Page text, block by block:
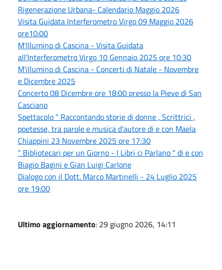
Rigenerazione Urbana- Calendario Maggio 2026
Visita Guidata Interferometro Virgo 09 Maggio 2026
ore10:00
M'Illumino di Cascina - Visita Guidata
all'Interferometro Virgo 10 Gennaio 2025 ore 10:30
M'illumino di Cascina - Concerti di Natale - Novembre
e Dicembre 2025
Concerto 08 Dicembre ore 18:00 presso la Pieve di San
Casciano
Spettacolo " Raccontando storie di donne , Scrittrici ,
poetesse, tra parole e musica d'autore di e con Maela
Chiappini 23 Novembre 2025 ore 17:30
" Bibliotecari per un Giorno - I Libri ci Parlano " di e con
Biagio Bagini e Gian Luigi Carlone
Dialogo con il Dott. Marco Martinelli - 24 Luglio 2025
ore 19:00
Ultimo aggiornamento: 29 giugno 2026, 14:11